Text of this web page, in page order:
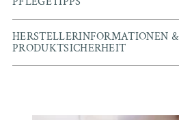
your
cart
HERSTELLERINFORMATIONEN &
PRODUKTSICHERHEIT